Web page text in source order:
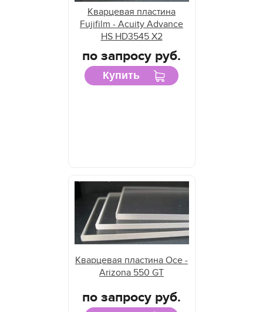
Кварцевая пластина
Fujifilm - Acuity Advance
HS HD3545 X2
по запросу руб.
Купить
Кварцевая пластина Oce -
Arizona 550 GT
по запросу руб.